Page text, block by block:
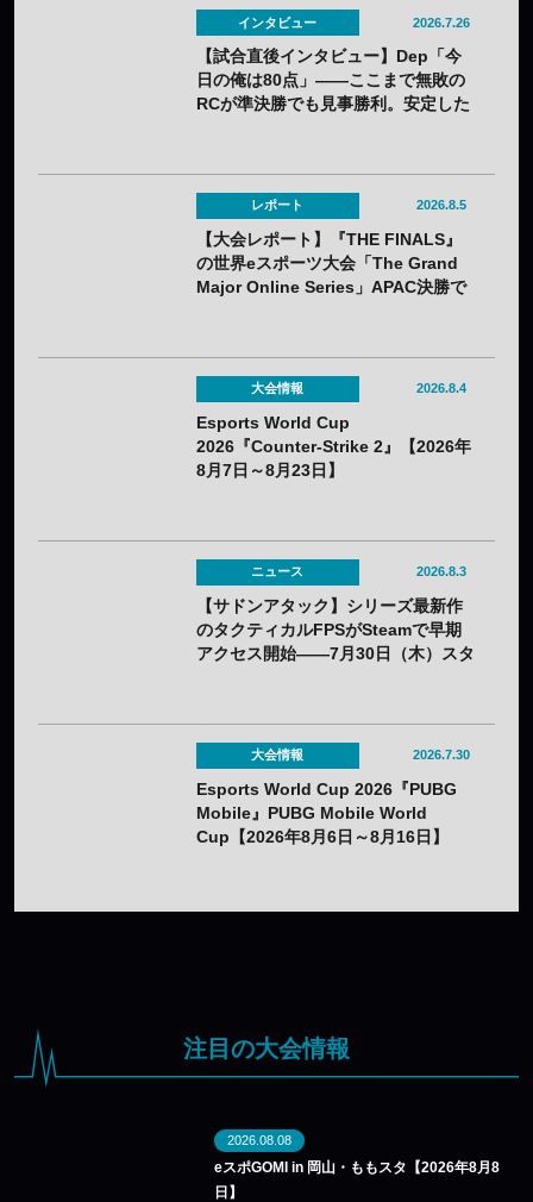
インタビュー 2026.7.26
【試合直後インタビュー】Dep「今
日の俺は80点」——ここまで無敗の
RCが準決勝でも見事勝利。安定した
レポート 2026.8.5
【大会レポート】『THE FINALS』
の世界eスポーツ大会「The Grand
Major Online Series」APAC決勝で
大会情報 2026.8.4
Esports World Cup
2026『Counter-Strike 2』【2026年
8月7日～8月23日】
ニュース 2026.8.3
【サドンアタック】シリーズ最新作
のタクティカルFPSがSteamで早期
アクセス開始——7月30日（木）スタ
大会情報 2026.7.30
Esports World Cup 2026『PUBG
Mobile』PUBG Mobile World
Cup【2026年8月6日～8月16日】
注目の大会情報
2026.08.08
eスポGOMI in 岡山・ももスタ【2026年8月8
日】